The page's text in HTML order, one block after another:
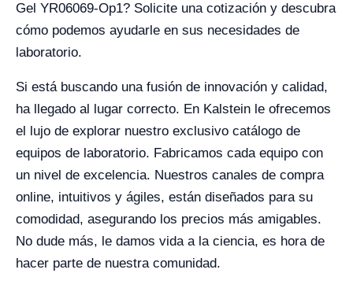
Gel YR06069-Op1? Solicite una cotización y descubra
cómo podemos ayudarle en sus necesidades de
laboratorio.
Si está buscando una fusión de innovación y calidad,
ha llegado al lugar correcto. En Kalstein le ofrecemos
el lujo de explorar nuestro exclusivo catálogo de
equipos de laboratorio. Fabricamos cada equipo con
un nivel de excelencia. Nuestros canales de compra
online, intuitivos y ágiles, están diseñados para su
comodidad, asegurando los precios más amigables.
No dude más, le damos vida a la ciencia, es hora de
hacer parte de nuestra comunidad.